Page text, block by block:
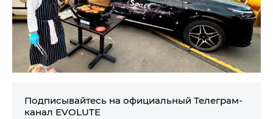
Подписывайтесь на официальный Телеграм-
канал EVOLUTE